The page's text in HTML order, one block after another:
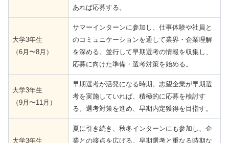
あれば応募する。
大学3年生
（6月〜8月）
サマーインターンに参加し、仕事体験や社員と
のコミュニケーションを通して業界・企業理解
を深める。並行して早期選考の情報を収集し、
応募に向けた準備・選考対策を始める。
大学3年生
（9月〜11月）
早期選考が活発になる時期。志望企業が早期選
考を実施していれば、積極的に応募を検討す
る。選考対策を進め、早期内定獲得を目指す。
大学3年生
夏に引き続き、秋冬インターンにも参加し、企
業との接点を広げる。早期選考と重なる時期な